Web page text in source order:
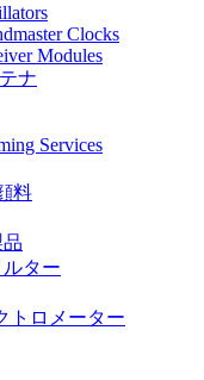
Clocks
Modules
ナ
Services
料
ター
トロメーター